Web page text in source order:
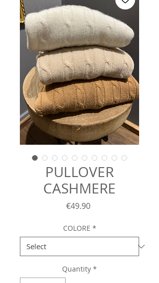
PULLOVER
CASHMERE
€49.90Price
COLORE *
Quantity *